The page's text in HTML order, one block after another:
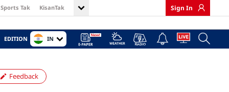
Sports Tak KisanTak Sign In
EDITION IN
Feedback